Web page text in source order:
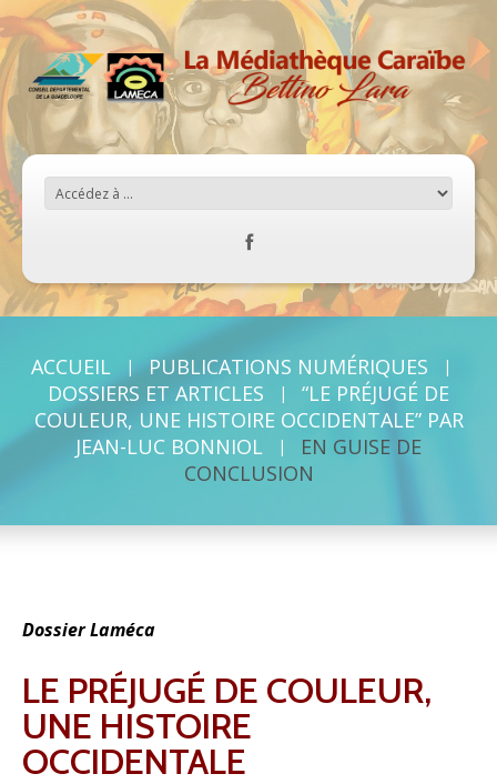
ACCUEIL
PUBLICATIONS NUMÉRIQUES
DOSSIERS ET ARTICLES
“LE PRÉJUGÉ DE
COULEUR, UNE HISTOIRE OCCIDENTALE” PAR
JEAN-LUC BONNIOL
EN GUISE DE
CONCLUSION
Dossier Laméca
LE PRÉJUGÉ DE COULEUR,
UNE HISTOIRE
OCCIDENTALE